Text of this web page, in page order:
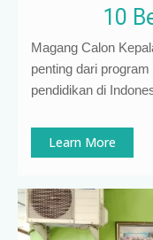
10
Magang Calon
penting dari
pendidikan di
Learn More